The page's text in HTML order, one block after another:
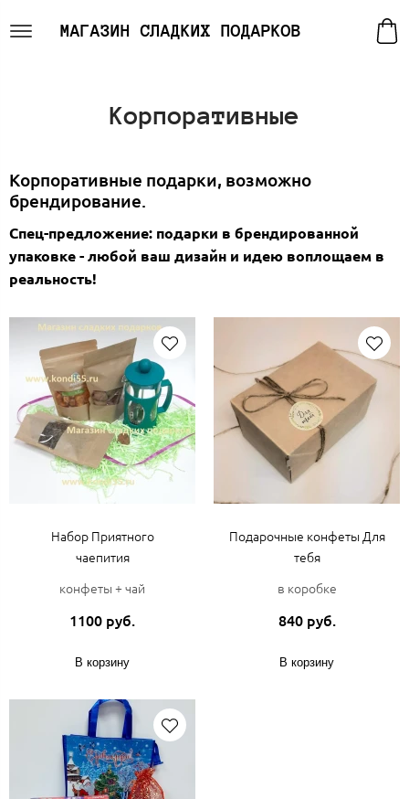
МАГАЗИН СЛАДКИХ ПОДАРКОВ
Корпоративные
Корпоративные подарки, возможно
брендирование.
Спец-предложение: подарки в брендированной
упаковке - любой ваш дизайн и идею воплощаем в
реальность!
Набор Приятного
чаепития
конфеты + чай
1100 руб.
В корзину
Подарочные конфеты Для
тебя
в коробке
840 руб.
В корзину